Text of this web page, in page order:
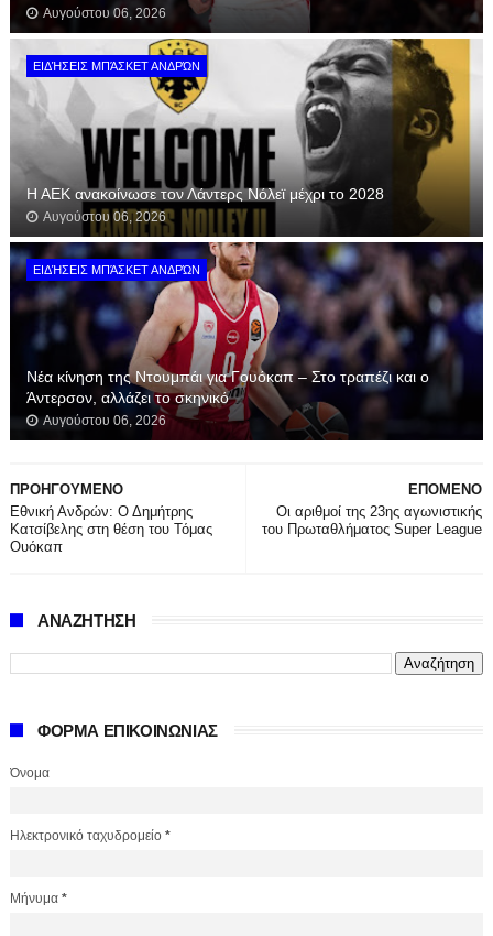
Αυγούστου 06, 2026
ΕΙΔΉΣΕΙΣ ΜΠΆΣΚΕΤ ΑΝΔΡΏΝ
Η ΑΕΚ ανακοίνωσε τον Λάντερς Νόλεϊ μέχρι το 2028
Αυγούστου 06, 2026
ΕΙΔΉΣΕΙΣ ΜΠΆΣΚΕΤ ΑΝΔΡΏΝ
Νέα κίνηση της Ντουμπάι για Γουόκαπ – Στο τραπέζι και ο
Άντερσον, αλλάζει το σκηνικό
Αυγούστου 06, 2026
ΕΠΟΜΕΝΟ
Οι αριθμοί της 23ης αγωνιστικής
του Πρωταθλήματος Super League
ΠΡΟΗΓΟΥΜΕΝΟ
Εθνική Ανδρών: Ο Δημήτρης
Κατσίβελης στη θέση του Τόμας
Ουόκαπ
ΑΝΑΖΗΤΗΣΗ
ΦΟΡΜΑ ΕΠΙΚΟΙΝΩΝΙΑΣ
Όνομα
Ηλεκτρονικό ταχυδρομείο *
Μήνυμα *